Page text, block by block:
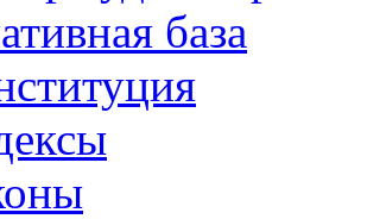
база